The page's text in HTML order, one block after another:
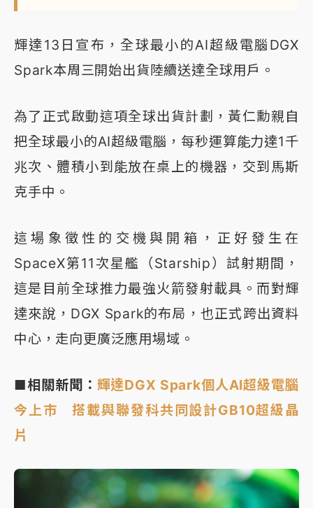
輝達13日宣布，全球最小的AI超級電腦DGX
Spark本周三開始出貨陸續送達全球用戶。
為了正式啟動這項全球出貨計劃，黃仁勳親自
把全球最小的AI超級電腦，每秒運算能力達1千
兆次、體積小到能放在桌上的機器，交到馬斯
克手中。
這場象徵性的交機與開箱，正好發生在
SpaceX第11次星艦（Starship）試射期間，
這是目前全球推力最強火箭發射載具。而對輝
達來說，DGX Spark的布局，也正式跨出資料
中心，走向更廣泛應用場域。
■相關新聞： 輝達DGX Spark個人AI超級電腦
今上市 搭載與聯發科共同設計GB10超級晶
片